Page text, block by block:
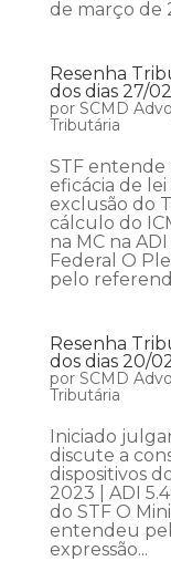
de março de
Resenha
dos dias 27/
por SCMD
Tributária
STF entende
eficácia de
exclusão do
cálculo do
na MC na
Federal O
pelo
Resenha
dos dias 20/
por SCMD
Tributária
Iniciado
discute a
dispositivos
2023 | ADI
do STF O
entendeu
expressão...